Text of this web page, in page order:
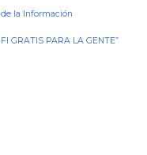
la Información
GRATIS PARA LA GENTE”